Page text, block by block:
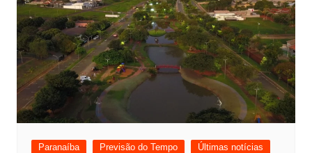
Paranaíba Previsão do Tempo Últimas notícias